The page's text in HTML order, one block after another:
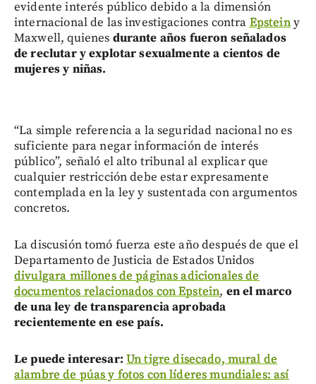
evidente interés público debido a la dimensión
internacional de las investigaciones contra Epsteiny
Maxwell, quienes durante años fueron señalados
de reclutar y explotar sexualmente a cientos de
mujeres y niñas.
“La simple referencia a la seguridad nacional no es
suficiente para negar información de interés
público”, señaló el alto tribunal al explicar que
cualquier restricción debe estar expresamente
contemplada en la ley y sustentada con argumentos
concretos.
La discusión tomó fuerza este año después de que el
Departamento de Justicia de Estados Unidos
divulgara millones de páginas adicionales de
documentos relacionados con Epstein, en el marco
de una ley de transparencia aprobada
recientemente en ese país.
Le puede interesar: Un tigre disecado, mural de
alambre de púas y fotos con líderes mundiales: así